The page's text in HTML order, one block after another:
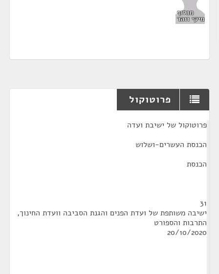
מכלוף
מיקי זוהר
פרוטוקול
פרוטוקול של ישיבת ועדה
הכנסת העשרים-ושלוש
הכנסת
31
ישיבה משותפת של ועדת הפנים והגנת הסביבה וועדת החינוך,
התרבות והספורט
20/10/2020